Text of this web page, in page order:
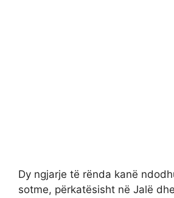
Dy ngjarje të rënda kanë
sotme, përkatësisht në Jalë